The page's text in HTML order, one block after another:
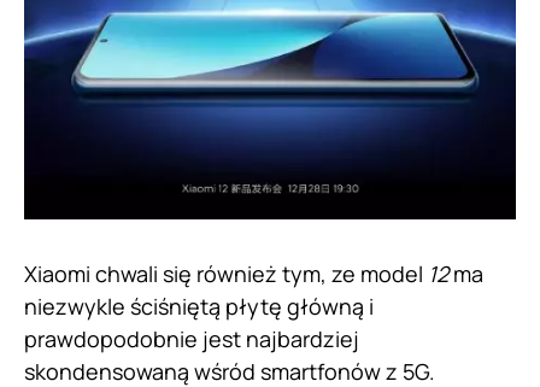
Xiaomi chwali się również tym, ze model 12ma
niezwykle ściśniętą płytę główną i
prawdopodobnie jest najbardziej
skondensowaną wśród smartfonów z 5G.